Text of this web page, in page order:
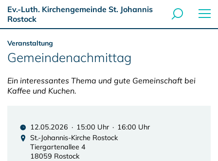
Ev.-Luth. Kirchengemeinde St. Johannis
Rostock
Veranstaltung
Gemeindenachmittag
Ein interessantes Thema und gute Gemeinschaft bei
Kaffee und Kuchen.
12.05.2026 · 15:00 Uhr · 16:00 Uhr
St.-Johannis-Kirche Rostock
Tiergartenallee 4
18059 Rostock